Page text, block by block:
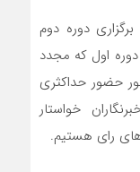
دوره دوم
دوره اول که مجدد
حضور حداکثری
خواستار
رای هستیم.